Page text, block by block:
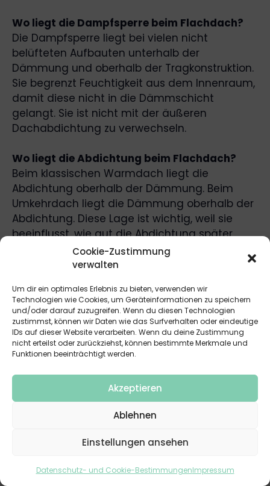
Cookie-Zustimmung
verwalten
Um dir ein optimales Erlebnis zu bieten, verwenden wir
Technologien wie Cookies, um Geräteinformationen zu speichern
und/oder darauf zuzugreifen. Wenn du diesen Technologien
zustimmst, können wir Daten wie das Surfverhalten oder eindeutige
IDs auf dieser Website verarbeiten. Wenn du deine Zustimmung
nicht erteilst oder zurückziehst, können bestimmte Merkmale und
Funktionen beeinträchtigt werden.
Akzeptieren
Ablehnen
Einstellungen ansehen
Datenschutz- und Cookie-BestimmungenImpressum
Wo liegt die Dampfsperre beim Flachdach?
Die Dampfsperre liegt bei vielen nicht
belüfteten Aufbauten unterhalb der
Dämmung und oberhalb der Tragkonstruktion.
Sie begrenzt Feuchtigkeit aus dem Innenraum,
damit diese nicht in die Dämmschicht
gelangt. Sie ist nicht mit der äußeren
Dachabdichtung zu verwechseln.
Wo liegt die Abdichtung beim Flachdach?
Beim klassischen Warmdach liegt die
Abdichtung oberhalb der Dämmung. Beim
Umkehrdach liegt die Dämmung oberhalb der
Abdichtung. Diese Lage ist wichtig, weil sie
beeinflusst, wie gut die Abdichtung später
kontrolliert, repariert oder überwacht werden
Wann sollte Monitoring im Flachdach Aufbau
mitgedacht werden?
Monitoring sollte besonders bei Neubau,
Sanierung, PV-Dächern, Gründächern,
Dachterrassen, Kiesauflast und Gebäuden mit
Systemen wie roofSec, deren Sensorkabel auf
der Dampfsperre und unterhalb der
Dämmung liegen, ist eine Nachrüstung meist
sinnvoll. Im fertigen Bestand hängt die
Auflast und dem wirtschaftlichen Aufwand ab.